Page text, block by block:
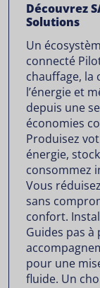
Découvrez
Solutions
Un
connecté
chauffage, la
l’énergie et
depuis une
économies
Produisez
énergie,
consommez
Vous
sans
confort.
Guides pas à
pour une
fluide. Un